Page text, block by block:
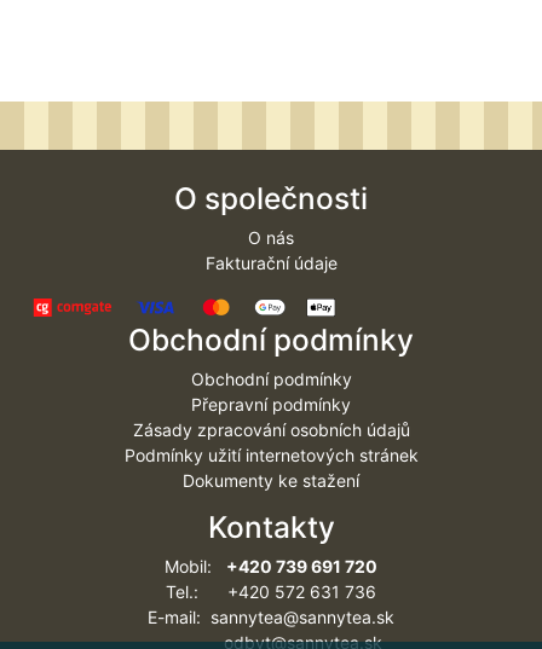
O společnosti
O nás
Fakturační údaje
Obchodní podmínky
Obchodní podmínky
Přepravní podmínky
Zásady zpracování osobních údajů
Podmínky užití internetových stránek
Dokumenty ke stažení
Kontakty
Mobil: +420 739 691 720
Tel.: +420 572 631 736
E-mail: sannytea@sannytea.sk
odbyt@sannytea.sk